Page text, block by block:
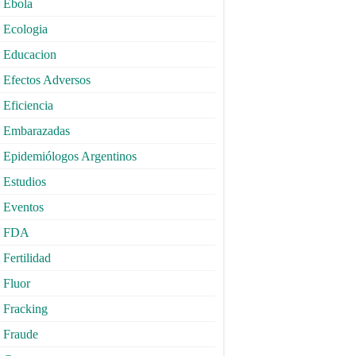
Ebola
Ecologia
Educacion
Efectos Adversos
Eficiencia
Embarazadas
Epidemiólogos Argentinos
Estudios
Eventos
FDA
Fertilidad
Fluor
Fracking
Fraude